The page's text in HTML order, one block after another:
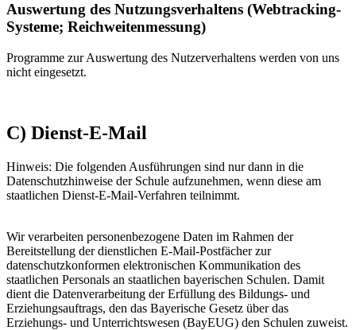
Auswertung des Nutzungsverhaltens (Webtracking-
Systeme; Reichweitenmessung)
Programme zur Auswertung des Nutzerverhaltens werden von uns
nicht eingesetzt.
C) Dienst-E-Mail
Hinweis: Die folgenden Ausführungen sind nur dann in die
Datenschutzhinweise der Schule aufzunehmen, wenn diese am
staatlichen Dienst-E-Mail-Verfahren teilnimmt.
Wir verarbeiten personenbezogene Daten im Rahmen der
Bereitstellung der dienstlichen E-Mail-Postfächer zur
datenschutzkonformen elektronischen Kommunikation des
staatlichen Personals an staatlichen bayerischen Schulen. Damit
dient die Datenverarbeitung der Erfüllung des Bildungs- und
Erziehungsauftrags, den das Bayerische Gesetz über das
Erziehungs- und Unterrichtswesen (BayEUG) den Schulen zuweist.